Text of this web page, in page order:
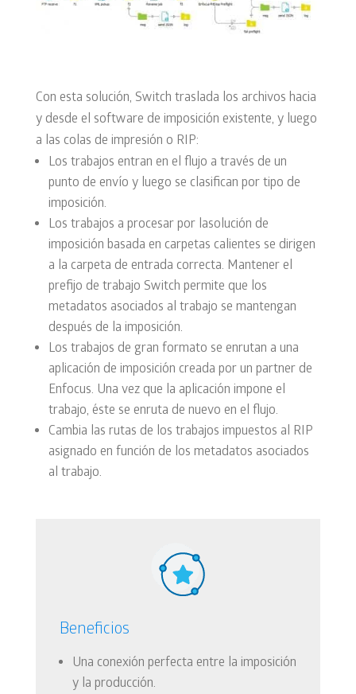
Con esta solución, Switch traslada los archivos hacia
y desde el software de imposición existente, y luego
a las colas de impresión o RIP:
Los trabajos entran en el flujo a través de un
punto de envío y luego se clasifican por tipo de
imposición.
Los trabajos a procesar por lasolución de
imposición basada en carpetas calientes se dirigen
a la carpeta de entrada correcta. Mantener el
prefijo de trabajo Switch permite que los
metadatos asociados al trabajo se mantengan
después de la imposición.
Los trabajos de gran formato se enrutan a una
aplicación de imposición creada por un partner de
Enfocus. Una vez que la aplicación impone el
trabajo, éste se enruta de nuevo en el flujo.
Cambia las rutas de los trabajos impuestos al RIP
asignado en función de los metadatos asociados
al trabajo.
Beneficios
Una conexión perfecta entre la imposición
y la producción.